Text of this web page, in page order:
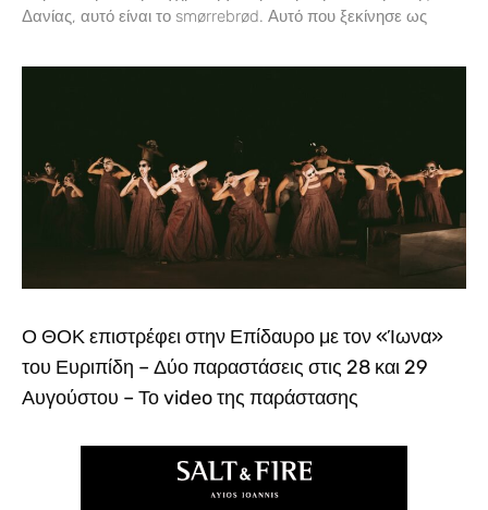
Δανίας, αυτό είναι το smørrebrød. Αυτό που ξεκίνησε ως
Ο ΘΟΚ επιστρέφει στην Επίδαυρο με τον «Ίωνα»
του Ευριπίδη – Δύο παραστάσεις στις 28 και 29
Αυγούστου – Το video της παράστασης